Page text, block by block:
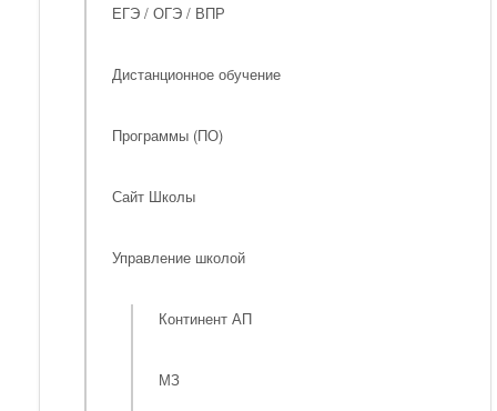
ЕГЭ / ОГЭ / ВПР
Дистанционное обучение
Программы (ПО)
Сайт Школы
Управление школой
Континент АП
МЗ